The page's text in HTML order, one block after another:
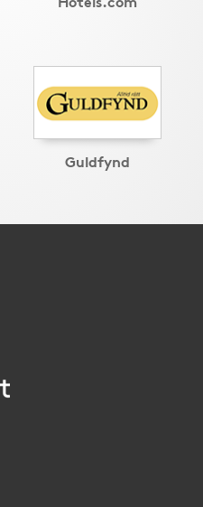
Guldfynd